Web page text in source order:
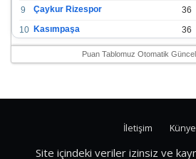
9
Çaykur Rizespor 36
10 Kasımpaşa 36
Konyaspor
36
Bodrumspor 36
Puan Tablomuz Otomatik
İletişim Künye
Site içindeki veriler izinsiz ve